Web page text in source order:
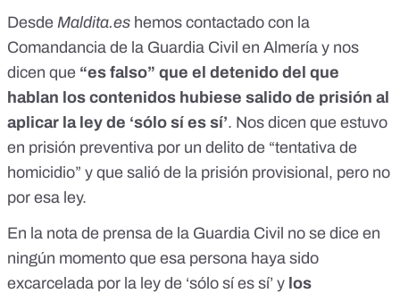
Desde Maldita.es hemos contactado con la
Comandancia de la Guardia Civil en Almería y nos
dicen que “es falso” que el detenido del que
hablan los contenidos hubiese salido de prisión al
aplicar la ley de ‘sólo sí es sí’. Nos dicen que estuvo
en prisión preventiva por un delito de “tentativa de
homicidio” y que salió de la prisión provisional, pero no
por esa ley.
En la nota de prensa de la Guardia Civil no se dice en
ningún momento que esa persona haya sido
excarcelada por la ley de ‘sólo sí es sí’ y los